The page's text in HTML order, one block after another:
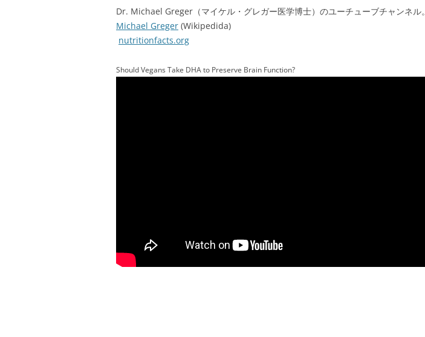
Dr. Michael Greger（マイケル・グレガー医学博士）のユーチューブチャンネル。
Michael Greger (Wikipedida)
nutritionfacts.org
Should Vegans Take DHA to Preserve Brain Function?